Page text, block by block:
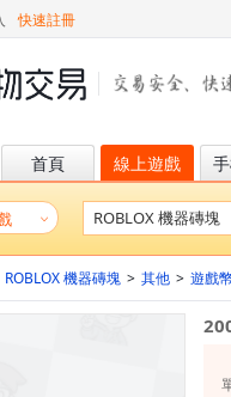
快速註冊
首頁 線上遊戲
ROBLOX 機器磚塊 > 其他 > 遊戲